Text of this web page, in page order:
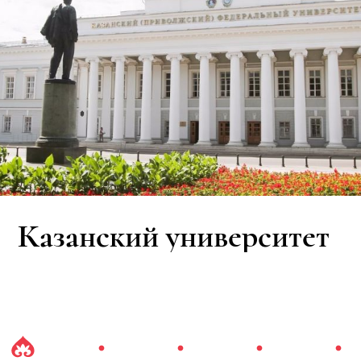
Казанский университет